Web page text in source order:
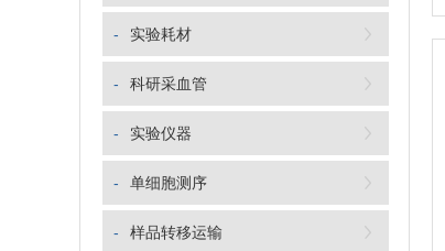
- 实验耗材
- 科研采血管
- 实验仪器
- 单细胞测序
- 样品转移运输